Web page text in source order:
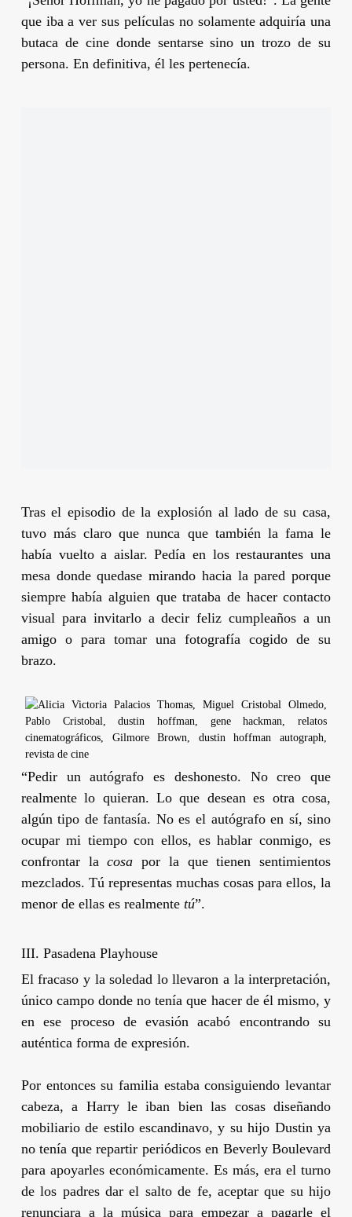
que iba a ver sus películas no solamente adquiría una
butaca de cine donde sentarse sino un trozo de su
persona. En definitiva, él les pertenecía.
Tras el episodio de la explosión al lado de su casa,
tuvo más claro que nunca que también la fama le
había vuelto a aislar. Pedía en los restaurantes una
mesa donde quedase mirando hacia la pared porque
siempre había alguien que trataba de hacer contacto
visual para invitarlo a decir feliz cumpleaños a un
amigo o para tomar una fotografía cogido de su
brazo.
“Pedir un autógrafo es deshonesto. No creo que
realmente lo quieran. Lo que desean es otra cosa,
algún tipo de fantasía. No es el autógrafo en sí, sino
ocupar mi tiempo con ellos, es hablar conmigo, es
confrontar lacosa por la que tienen sentimientos
mezclados. Tú representas muchas cosas para ellos, la
menor de ellas es realmente tú”.
III. Pasadena Playhouse
El fracaso y la soledad lo llevaron a la interpretación,
único campo donde no tenía que hacer de él mismo, y
en ese proceso de evasión acabó encontrando su
auténtica forma de expresión.
Por entonces su familia estaba consiguiendo levantar
cabeza, a Harryle iban bien las cosas diseñando
mobiliario de estilo escandinavo, y su hijo Dustin ya
no tenía que repartir periódicos en Beverly Boulevard
para apoyarles económicamente. Es más, era el turno
de los padres dar el salto de fe, aceptar que su hijo
renunciara a la música para empezar a pagarle el